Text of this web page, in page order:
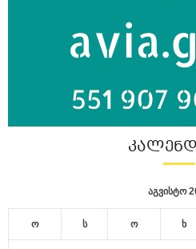
აგვისტო
ო ს ო ხ